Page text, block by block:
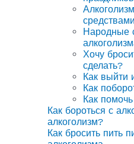
средствами
Народные
Хочу
сделать?
Как выйти
Как
Как
Как бороться с
алкоголизм?
Как бросить пить